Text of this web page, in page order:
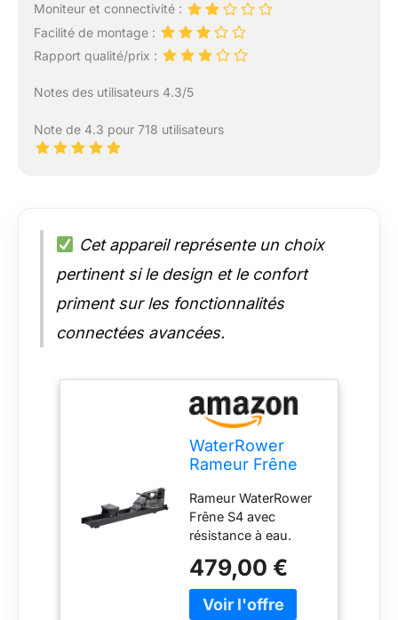
Moniteur et connectivité :
Facilité de montage :
Rapport qualité/prix :
Notes des utilisateurs 4.3/5
Note de 4.3 pour 718 utilisateurs
Cet appareil représente un choix
pertinent si le design et le confort
priment sur les fonctionnalités
connectées avancées.
WaterRower
Rameur Frêne
S4
Rameur WaterRower
Frêne S4 avec
résistance à eau.
d'inertie brevetée
WaterFlyWheel dans
la cuve remplie d'eau,
479,00 €